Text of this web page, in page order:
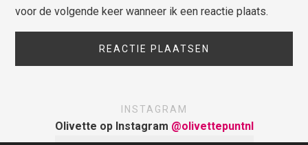
voor de volgende keer wanneer ik een reactie plaats.
INSTAGRAM
Olivette op Instagram @olivettepuntnl